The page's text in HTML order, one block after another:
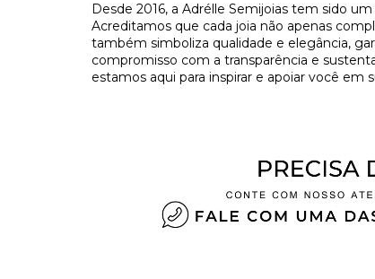
Desde 2016, a Adrélle Semijoias tem sido
Acreditamos que cada joia não apenas
também simboliza qualidade e elegância,
compromisso com a transparência e
estamos aqui para inspirar e apoiar você em